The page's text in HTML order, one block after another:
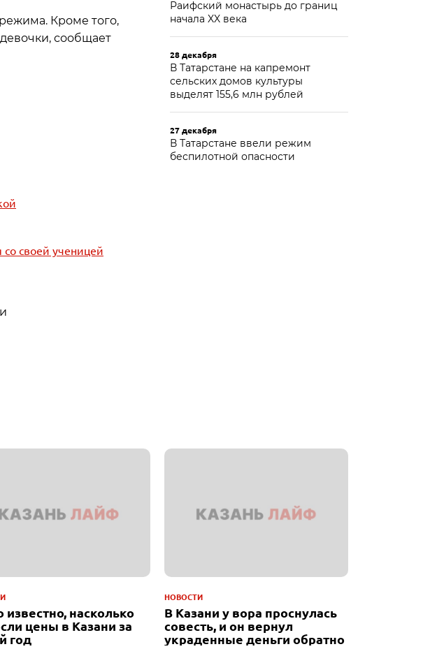
Кроме того,
сообщает
своей ученицей
Раифский монастырь до границ
начала XX века
28 декабря
В Татарстане на капремонт
сельских домов культуры
выделят 155,6 млн рублей
27 декабря
В Татарстане ввели режим
беспилотной опасности
известно, насколько
цены в Казани за
год
НОВОСТИ
В Казани у вора проснулась
совесть, и он вернул
украденные деньги обратно